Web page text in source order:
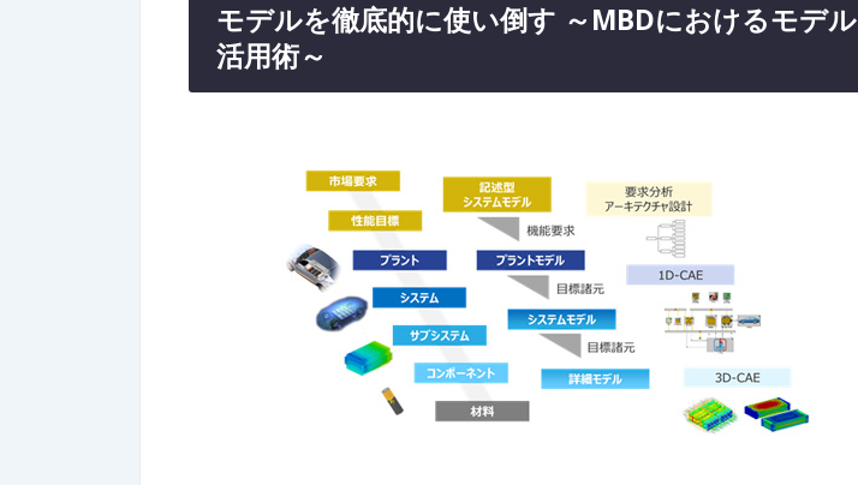
モデルを徹底的に使い倒す ～MBDにおけるモデル
活用術～